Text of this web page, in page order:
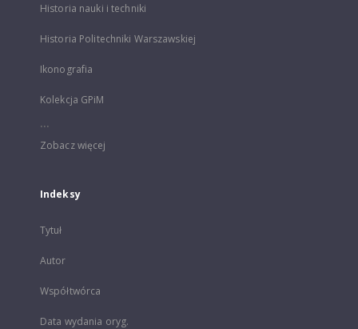
Historia nauki i techniki
Historia Politechniki Warszawskiej
Ikonografia
Kolekcja GPiM
...
Zobacz więcej
Indeksy
Tytuł
Autor
Współtwórca
Data wydania oryg.